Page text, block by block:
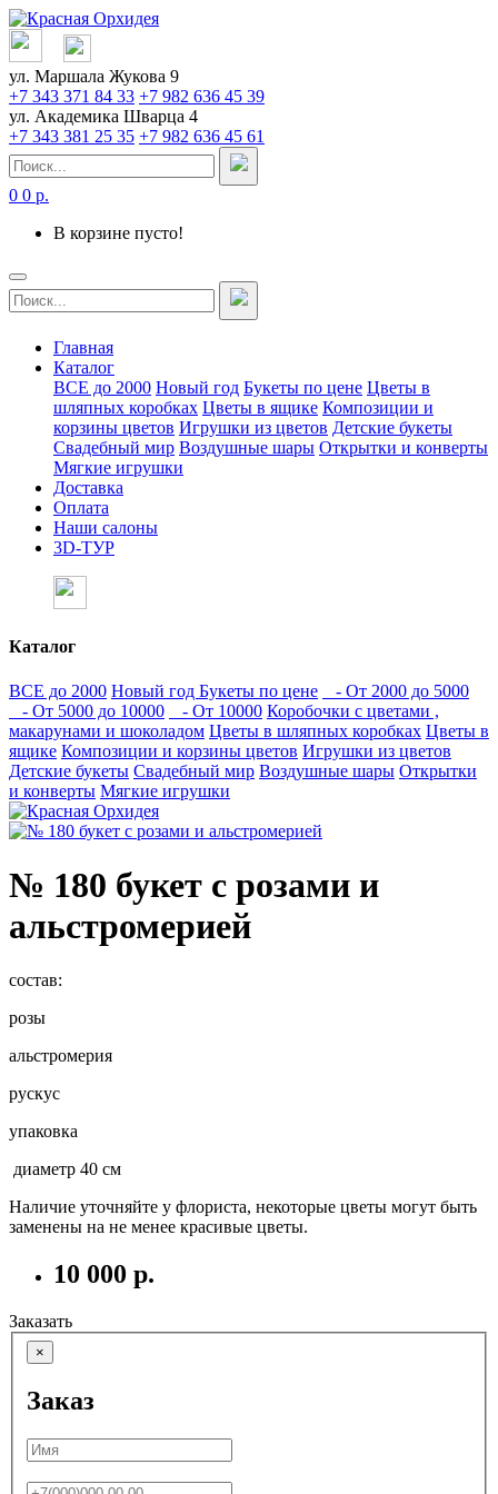
ул. Маршала Жукова 9
+7 343 371 84 33 +7 982 636 45 39
ул. Академика Шварца 4
+7 343 381 25 35 +7 982 636 45 61
0 0 р.
В корзине пусто!
Главная
Каталог
ВСЕ до 2000 Новый год Букеты по цене Цветы в
шляпных коробках Цветы в ящике Композиции и
корзины цветов Игрушки из цветов Детские букеты
Свадебный мир Воздушные шары Открытки и конверты
Мягкие игрушки
Доставка
Оплата
Наши салоны
3D-ТУР
Каталог
ВСЕ до 2000 Новый год Букеты по цене
- От 2000 до 5000
- От 5000 до 10000
- От 10000 Коробочки с цветами ,
макарунами и шоколадом Цветы в шляпных коробках Цветы в
ящике Композиции и корзины цветов Игрушки из цветов
Детские букеты Свадебный мир Воздушные шары Открытки
и конверты Мягкие игрушки
№ 180 букет с розами и
альстромерией
состав:
розы
альстромерия
рускус
упаковка
диаметр 40 см
Наличие уточняйте у флориста, некоторые цветы могут быть
заменены на не менее красивые цветы.
10 000 р.
Заказать
×
Заказ